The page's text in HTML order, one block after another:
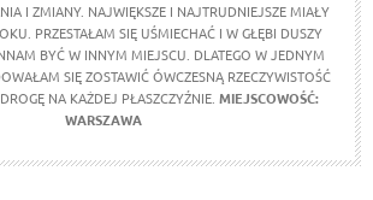
I ZMIANY. NAJWIĘKSZE I NAJTRUDNIEJSZE MIAŁY
PRZESTAŁAM SIĘ UŚMIECHAĆ I W GŁĘBI DUSZY
BYĆ W INNYM MIEJSCU. DLATEGO W JEDNYM
SIĘ ZOSTAWIĆ ÓWCZESNĄ RZECZYWISTOŚĆ
NA KAŻDEJ PŁASZCZYŹNIE. MIEJSCOWOŚĆ:
WARSZAWA